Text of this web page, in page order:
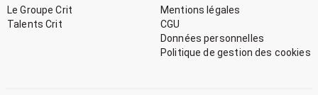
Le Groupe Crit
Talents Crit
Mentions légales
CGU
Données personnelles
Politique de gestion des cookies